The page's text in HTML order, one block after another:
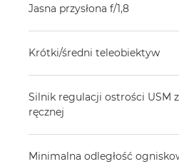
Jasna przysłona f/1,8
Krótki/średni teleobiektyw
Silnik regulacji ostrości USM
ręcznej
Minimalna odległość